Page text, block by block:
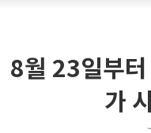
8월 23일부
가